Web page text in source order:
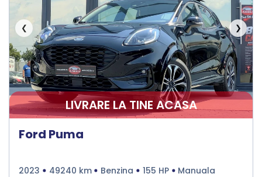
❮ ❯
LIVRARE LA TINE ACASA
Ford Puma
2023 49240 km Benzina 155 HP Manuala